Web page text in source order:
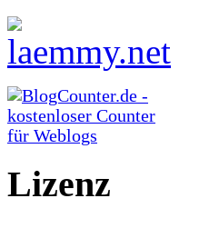
Lizenz